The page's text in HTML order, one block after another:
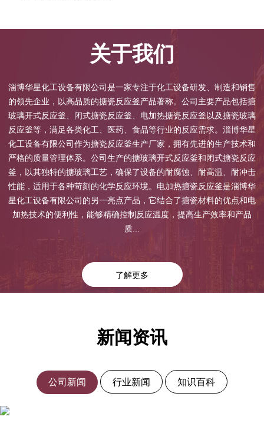
关于我们
淄博华星化工设备有限公司是一家专注于化工设备研发、制造和销售
的领先企业，以高品质的搪瓷反应釜产品著称。公司主要产品包括搪
玻璃开式反应釜、闭式搪瓷反应釜、电加热搪瓷反应釜以及搪瓷玻璃
反应釜等，满足各类化工、医药、食品等行业的反应需求。淄博华星
化工设备有限公司作为搪瓷反应釜生产厂家，拥有先进的生产技术和
严格的质量管理体系。公司生产的搪玻璃开式反应釜和闭式搪瓷反应
釜，以其独特的搪玻璃工艺，确保了设备的耐腐蚀、耐高温、耐冲击
性能，适用于各种苛刻的化学反应环境。电加热搪瓷反应釜是淄博华
星化工设备有限公司的另一亮点产品，它结合了搪瓷材料的优点和电
加热技术的便利性，能够精确控制反应温度，提高生产效率和产品
质...
了解更多
新闻资讯
公司新闻 行业新闻 知识百科